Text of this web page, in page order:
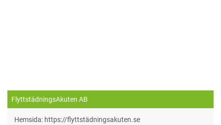
FlyttstädningsAkuten AB
Hemsida: https://flyttstädningsakuten.se